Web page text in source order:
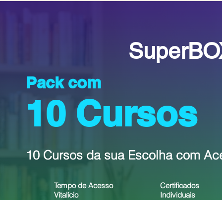
Pack com
10 Cursos
10 Cursos da sua Escolha com
Tempo de Acesso
Vitalício
Certificados
Individuais